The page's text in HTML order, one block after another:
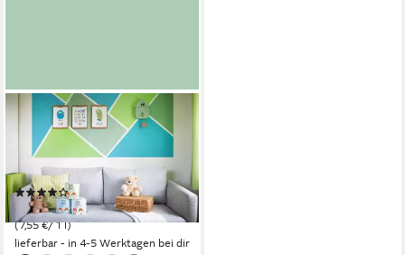
ALPINA
Wandfarbe Little Stars 2,5 L.
Luftreinigende Wandfarbe
Kinderzimmer Gesundheit
(7)
18,88 €
(7,55 €/ 1 l)
lieferbar - in 4-5 Werktagen bei dir